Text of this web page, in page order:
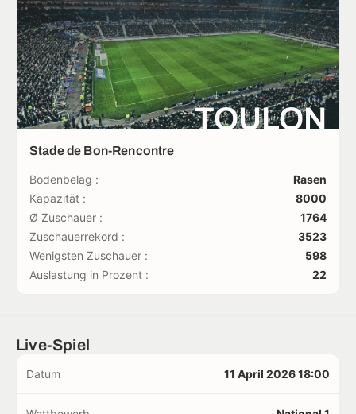
TOULON
Stade de Bon-Rencontre
Bodenbelag :
Rasen
Kapazität :
8000
Ø Zuschauer :
1764
Zuschauerrekord :
3523
Wenigsten Zuschauer :
598
Auslastung in Prozent :
22
Live-Spiel
Datum 11 April 2026 18:00